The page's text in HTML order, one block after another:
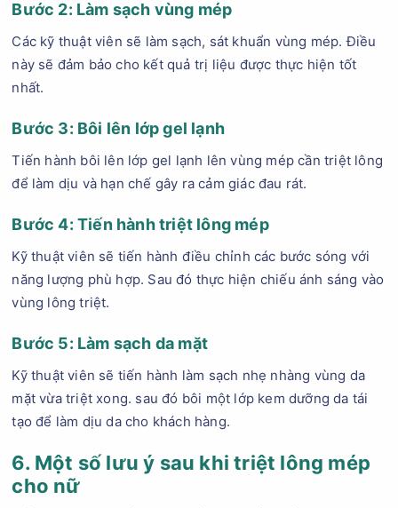
Bước 2: Làm sạch vùng mép
Các kỹ thuật viên sẽ làm sạch, sát khuẩn vùng mép. Điều
này sẽ đảm bảo cho kết quả trị liệu được thực hiện tốt
nhất.
Bước 3: Bôi lên lớp gel lạnh
Tiến hành bôi lên lớp gel lạnh lên vùng mép cần triệt lông
để làm dịu và hạn chế gây ra cảm giác đau rát.
Bước 4: Tiến hành triệt lông mép
Kỹ thuật viên sẽ tiến hành điều chỉnh các bước sóng với
năng lượng phù hợp. Sau đó thực hiện chiếu ánh sáng vào
vùng lông triệt.
Bước 5: Làm sạch da mặt
Kỹ thuật viên sẽ tiến hành làm sạch nhẹ nhàng vùng da
mặt vừa triệt xong. sau đó bôi một lớp kem dưỡng da tái
tạo để làm dịu da cho khách hàng.
6. Một số lưu ý sau khi triệt lông mép
cho nữ